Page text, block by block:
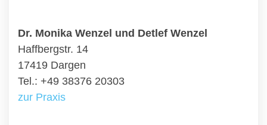
Dr. Monika Wenzel und Detlef Wenzel
Haffbergstr. 14
17419 Dargen
Tel.: +49 38376 20303
zur Praxis